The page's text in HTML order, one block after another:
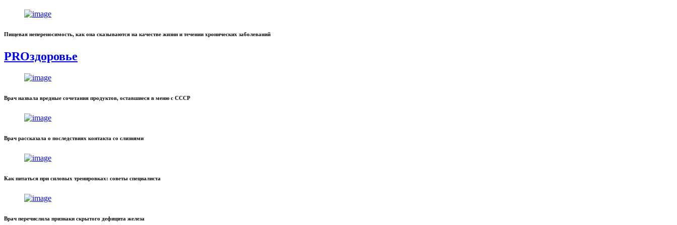
Пищевая непереносимость, как она сказываются на качестве жизни и течении хронических заболеваний
PROздоровье
Врач назвала вредные сочетания продуктов, оставшиеся в меню с СССР
Врач рассказала о последствиях контакта со слизнями
Как питаться при силовых тренировках: советы специалиста
Врач перечислила признаки скрытого дефицита железа